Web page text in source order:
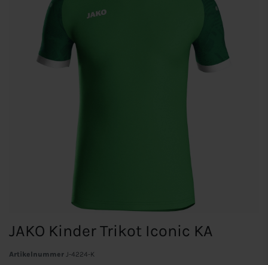
JAKO Kinder Trikot Iconic KA
Artikelnummer J-4224-K